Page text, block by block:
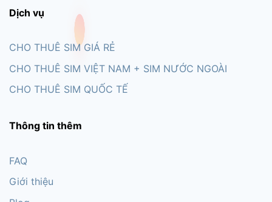
Dịch vụ
CHO THUÊ SIM GIÁ RẺ
CHO THUÊ SIM VIỆT NAM + SIM NƯỚC NGOÀI
CHO THUÊ SIM QUỐC TẾ
Thông tin thêm
FAQ
Giới thiệu